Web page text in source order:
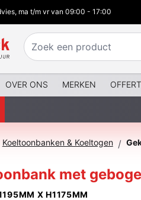
ma t/m vr van 09:00 - 17:00
OVER ONS MERKEN
Koeltoonbanken & Koeltogen /
met
X H1175MM